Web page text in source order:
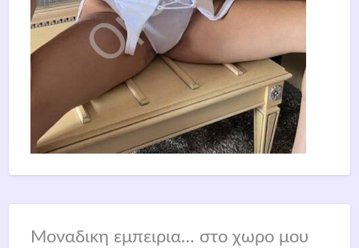
Μοναδικη εμπειρια… στο χωρο μου